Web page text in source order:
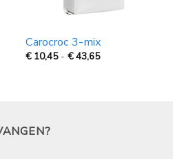
Carocroc 3-mix
€ 10,45 - €43,65Prijsklasse:
43,65